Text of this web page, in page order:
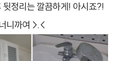
정리는 깔끔하게! 아시죠?!
니까여 >.<